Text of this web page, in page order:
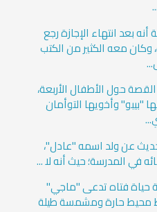
...
بعد انتهاء الإجازة رجع
معه الكثير من الكتب
حول الأطفال الأربعة،
"بيبو" وأخويها التوأمان
عن ولد اسمه "عادل"،
في المدرسة؛ حيث أنه لا ...
حياة فتاه تدعى "ماجي"
حارة ومشمسة طيلة